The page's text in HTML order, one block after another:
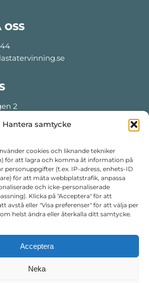
Hantera samtycke
cookies och liknande tekniker
för att lagra och komma åt information på
personuppgifter (t.ex. IP-adress, enhets-ID
för att mäta webbplatstrafik, anpassa
och icke-personaliserade
Klicka på "Acceptera" för att
avstå eller "Visa preferenser" för att välja per
helst ändra eller återkalla ditt samtycke.
Acceptera
Neka
OSS
2
06:00 – 22:30
14:30
+46 76 799 99 16